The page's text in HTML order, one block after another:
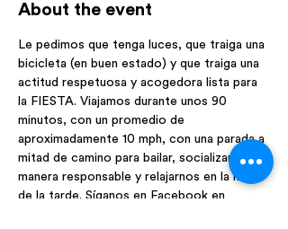
About the event
Le pedimos que tenga luces, que traiga una
bicicleta (en buen estado) y que traiga una
actitud respetuosa y acogedora lista para
la FIESTA. Viajamos durante unos 90
minutos, con un promedio de
aproximadamente 10 mph, con una parada a
mitad de camino para bailar, socializar de
manera responsable y relajarnos en la hora
de la tarde. Síganos en Facebook en